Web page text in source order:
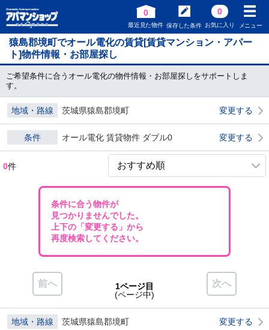
0
最近見た物件 保存した条件
0
お気に入り メニュー
猿島郡境町でオール電化の賃貸[賃貸マンション・アパー
ト]物件情報・お部屋探し
ご希望条件に合うオール電化の物件情報・お部屋探しをサポートしま
す。
地域・路線 茨城県猿島郡境町 変更する
条件 オール電化 賃貸物件 ダブル0 変更する
0件
条件に合う物件が
見つかりませんでした。
上下の「変更する」から
再度検索してください。
前へ 次へ
1ページ目
(ページ中)
地域・路線 茨城県猿島郡境町 変更する